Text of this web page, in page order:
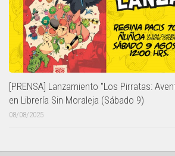
[PRENSA] Lanzamiento "Los Pirratas:
en Librería Sin Moraleja (Sábado 9)
08/08/2025